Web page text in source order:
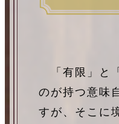
「有限」と
のが持つ意味
すが、そこに